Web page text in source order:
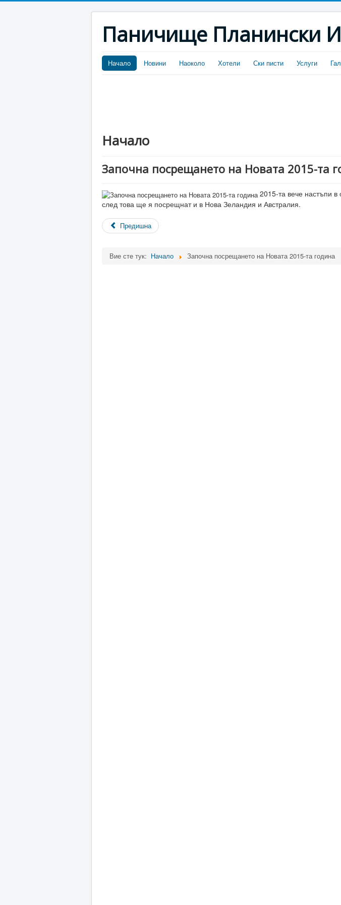
Паничище Планински
Начало Новини Наоколо Хотели Ски писти Услуги
Начало
Започна посрещането на Новата 2015-та
2015-та вече настъпи
след това ще я посрещнат и в Нова Зеландия и Австралия.
Предишна
Вие сте тук: Начало Започна посрещането на Новата 2015-та година